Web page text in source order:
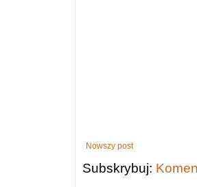
Nowszy post
Subskrybuj: